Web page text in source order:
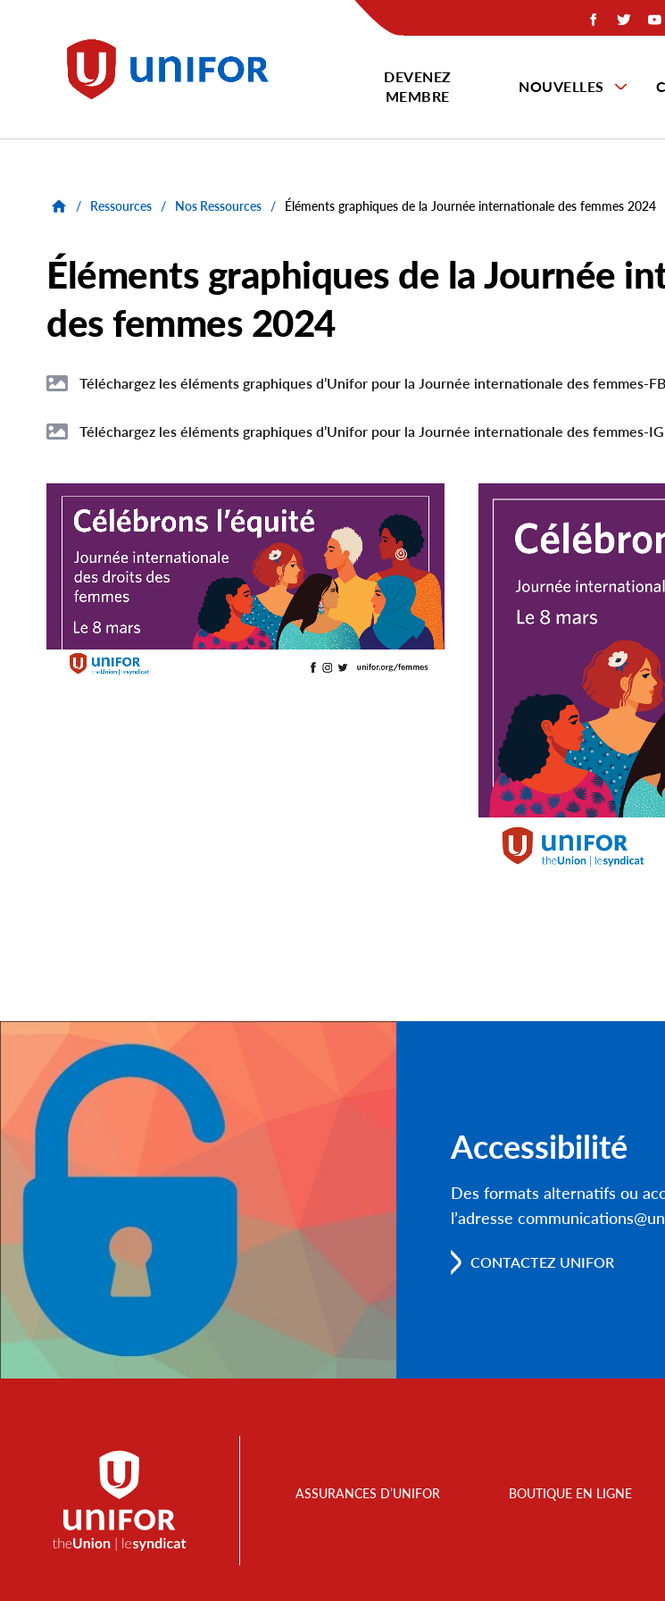
Unifor
DEVENEZ
MEMBRE
NOUVELLES
/ Ressources / Nos Ressources / Éléments graphiques de la Journée internationale des femmes 2024
Éléments graphiques de la Journée
des femmes 2024
Téléchargez les éléments graphiques d’Unifor pour la Journée internationale des femmes-
Téléchargez les éléments graphiques d’Unifor pour la Journée internationale des femmes-IG
Image Image
Accessibilité
Des formats alternatifs ou
l’adresse
CONTACTEZ UNIFOR
Menu
ASSURANCES D’UNIFOR BOUTIQUE EN LIGNE